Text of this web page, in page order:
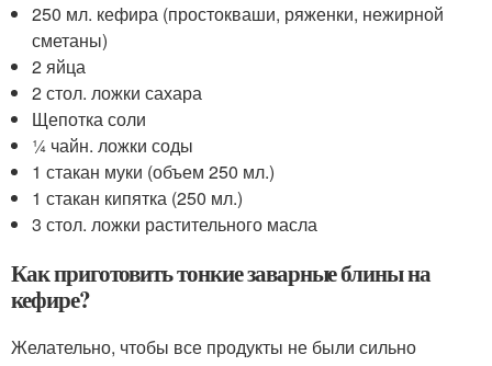
250 мл. кефира (простокваши, ряженки, нежирной
сметаны)
2 яйца
2 стол. ложки сахара
Щепотка соли
¼ чайн. ложки соды
1 стакан муки (объем 250 мл.)
1 стакан кипятка (250 мл.)
3 стол. ложки растительного масла
Как приготовить тонкие заварные блины на
кефире?
Желательно, чтобы все продукты не были сильно